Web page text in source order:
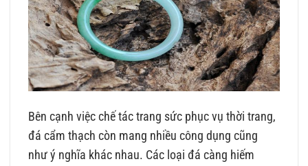
Bên cạnh việc chế tác trang sức phục vụ thời trang,
đá cẩm thạch còn mang nhiều công dụng cũng
như ý nghĩa khác nhau. Các loại đá càng hiếm